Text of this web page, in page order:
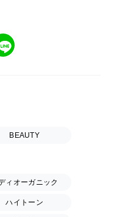
BEAUTY
ィオーガニック
ハイトーン